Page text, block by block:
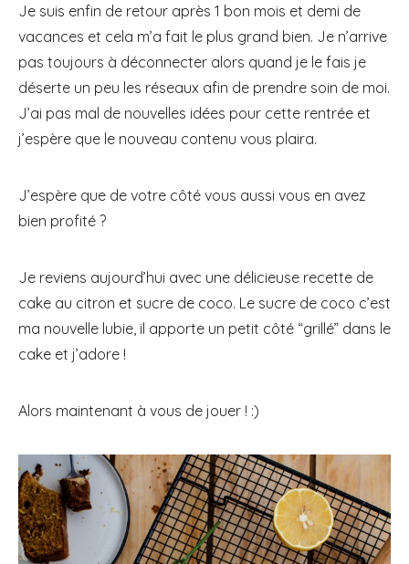
Je suis enfin de retour après 1 bon mois et demi de
vacances et cela m’a fait le plus grand bien. Je n’arrive
pas toujours à déconnecter alors quand je le fais je
déserte un peu les réseaux afin de prendre soin de moi.
J’ai pas mal de nouvelles idées pour cette rentrée et
j’espère que le nouveau contenu vous plaira.
J’espère que de votre côté vous aussi vous en avez
bien profité ?
Je reviens aujourd’hui avec une délicieuse recette de
cake au citron et sucre de coco. Le sucre de coco c’est
ma nouvelle lubie, il apporte un petit côté “grillé” dans le
cake et j’adore !
Alors maintenant à vous de jouer ! :)